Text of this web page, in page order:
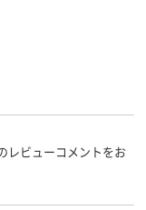
レビューコメントをお